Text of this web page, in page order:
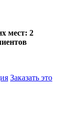
мест: 2
Заказать это